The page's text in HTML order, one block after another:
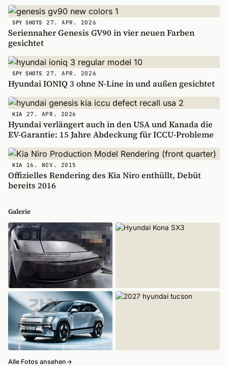
SPY SHOTS 27. APR. 2026
Seriennaher Genesis GV90 in vier neuen Farben
gesichtet
SPY SHOTS 27. APR. 2026
Hyundai IONIQ 3 ohne N-Line in und außen gesichtet
KIA 27. APR. 2026
Hyundai verlängert auch in den USA und Kanada die
EV-Garantie: 15 Jahre Abdeckung für ICCU-Probleme
KIA 16. NOV. 2015
Offizielles Rendering des Kia Niro enthüllt, Debüt
bereits 2016
Galerie
Alle Fotos ansehen→